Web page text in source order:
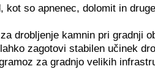
so apnenec, dolomit in
drobljenje kamnin pri gradnji
zagotovi stabilen učinek
za gradnjo velikih